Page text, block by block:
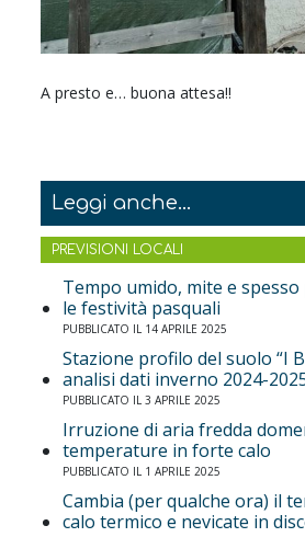
A presto e… buona attesa!!
Leggi anche...
PREVISIONI LOCALI
Tempo umido, mite e
le festività pasquali
PUBBLICATO IL 14 APRILE 2025
Stazione profilo del suolo “I
analisi dati inverno 2024-
PUBBLICATO IL 3 APRILE 2025
Irruzione di aria fredda
temperature in forte calo
PUBBLICATO IL 1 APRILE 2025
Cambia (per qualche ora) il
calo termico e nevicate in